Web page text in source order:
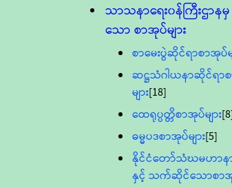
သာသနာရေး၀န်ကြီးဌာ
သော စာအုပ်များ
စာမေးပွဲဆိုင်ရာစာအုပ်မ
ဆဋ္ဌသံဂါယနာဆိုင်ရာ
များ[18]
ထေရုပ္ပတ္တိစာအုပ်များ
ဓမ္မပဒစာအုပ်များ[5]
နိုင်ငံတော်သံဃမဟာ
နှင့် သက်ဆိုင်သောစာအု